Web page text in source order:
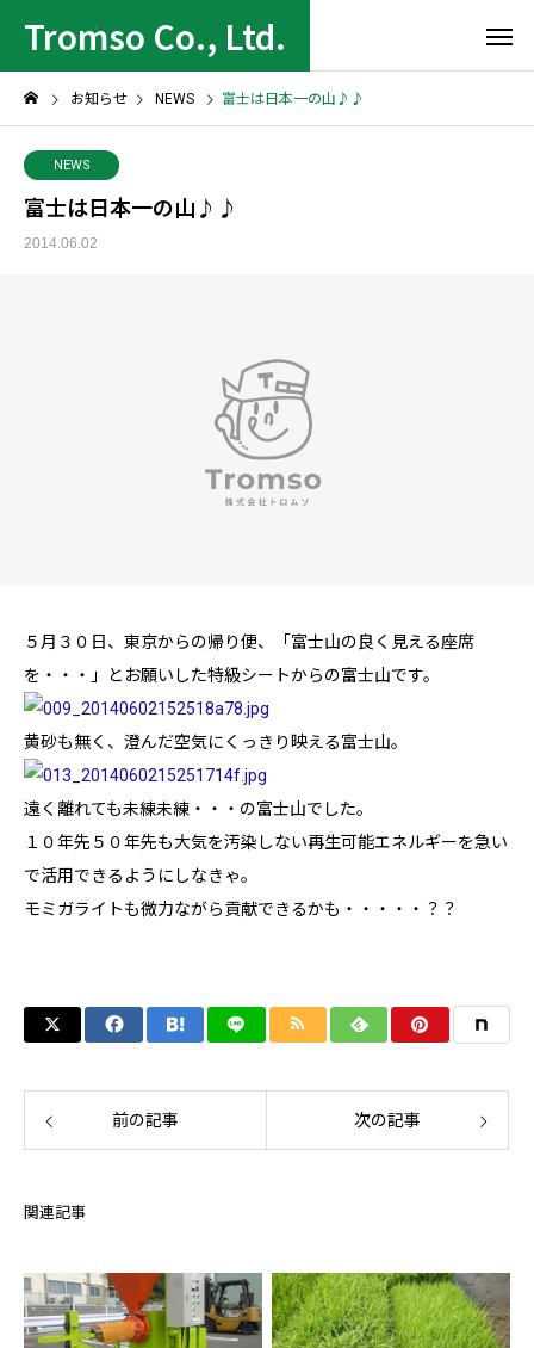
Tromso Co., Ltd.
お知らせ NEWS 富士は日本一の山♪♪
NEWS
富士は日本一の山♪♪
2014.06.02
５月３０日、東京からの帰り便、「富士山の良く見える座席
を・・・」とお願いした特級シートからの富士山です。
黄砂も無く、澄んだ空気にくっきり映える富士山。
遠く離れても未練未練・・・の富士山でした。
１０年先５０年先も大気を汚染しない再生可能エネルギーを急い
で活用できるようにしなきゃ。
モミガライトも微力ながら貢献できるかも・・・・・？？
前の記事 次の記事
関連記事